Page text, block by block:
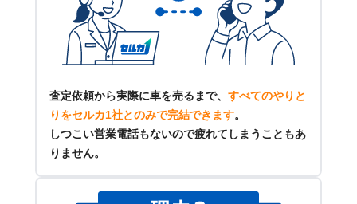
査定依頼から実際に車を売るまで、 すべてのやりと
りをセルカ1社とのみで完結できます。
しつこい営業電話もないので疲れてしまうこともあ
りません。